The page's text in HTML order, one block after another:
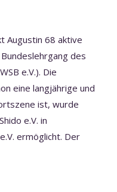
Augustin 68 aktive
des
e.V.). Die
eine langjährige und
ist, wurde
e.V. in
ermöglicht. Der